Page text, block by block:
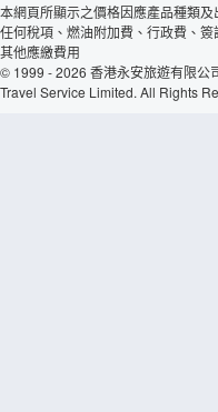
本網頁所顯示之價格因應產品種類
任何稅項、燃油附加費、行政費、
其他應繳費用
© 1999 - 2026 香港永安旅遊有限公
Travel Service Limited. All Rights